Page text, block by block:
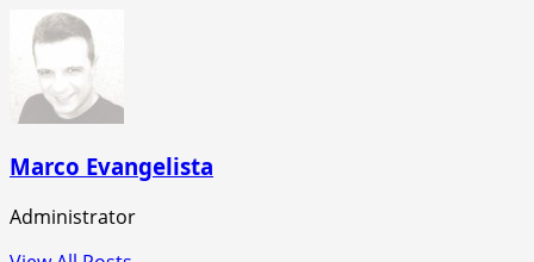
Marco Evangelista
Administrator